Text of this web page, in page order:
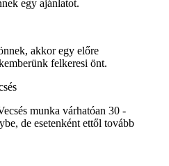
egy ajánlatot.
akkor egy előre
felkeresi önt.
munka várhatóan 30 -
de esetenként ettől tovább